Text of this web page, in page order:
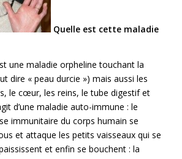
Quelle est cette maladie
une maladie orpheline touchant la
dire « peau durcie ») mais aussi les
le cœur, les reins, le tube digestif et
d’une maladie auto-immune : le
immunitaire du corps humain se
et attaque les petits vaisseaux qui se
et enfin se bouchent : la